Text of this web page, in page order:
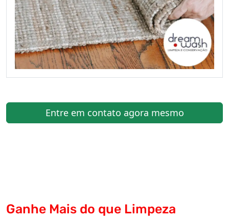
Entre em contato agora mesmo
Ganhe Mais do que Limpeza